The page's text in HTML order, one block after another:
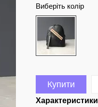
Виберіть колір
Купити
Характеристики